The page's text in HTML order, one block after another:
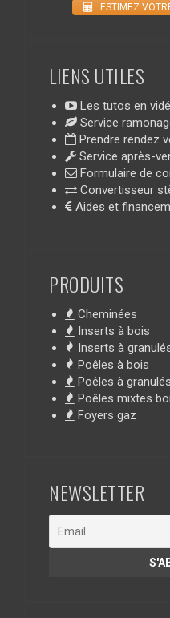
ESTIMEZ
LIENS UTILES
Les tutos en
Service
Prendre rendez
Service après-
Formulaire de
Convertisseur
Aides et
PRODUITS
Cheminées
Inserts à bois
Inserts à
Poêles à bois
Poêles à granulés
Poêles mixtes
Foyers gaz
NEWSLETTER